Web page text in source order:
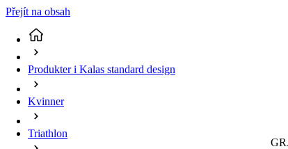
Přejít na obsah
Produkter i Kalas standard design
Kvinner
Triathlon